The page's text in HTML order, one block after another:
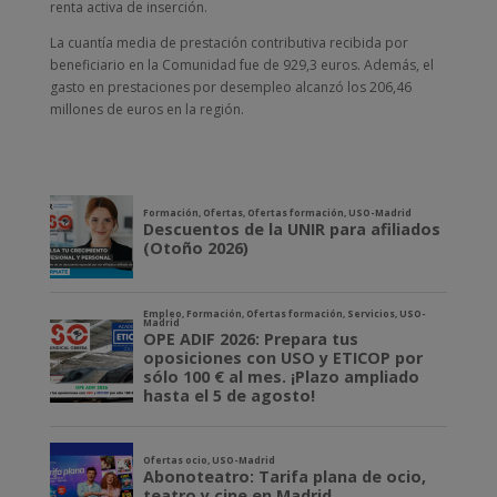
renta activa de inserción.
La cuantía media de prestación contributiva recibida por
beneficiario en la Comunidad fue de 929,3 euros. Además, el
gasto en prestaciones por desempleo alcanzó los 206,46
millones de euros en la región.